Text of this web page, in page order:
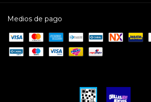
Medios de pago